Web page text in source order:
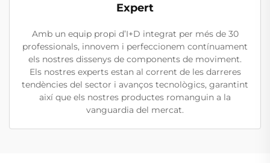
Expert
Amb un equip propi d’I+D integrat per més de 30
professionals, innovem i perfeccionem contínuament
els nostres dissenys de components de moviment.
Els nostres experts estan al corrent de les darreres
tendències del sector i avanços tecnològics, garantint
així que els nostres productes romanguin a la
vanguardia del mercat.